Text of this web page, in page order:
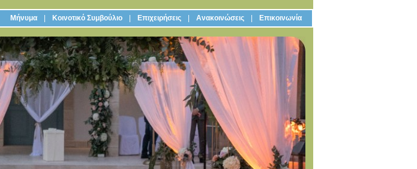
Μήνυμα Κοινοτικό Συμβούλιο Επιχειρήσεις Ανακοινώσεις Επικοινωνία